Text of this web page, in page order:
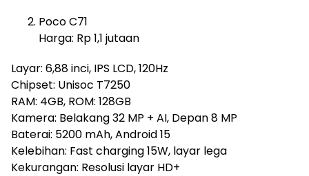
Poco C71
Harga: Rp 1,1 jutaan
Layar: 6,88 inci, IPS LCD, 120Hz
Chipset: Unisoc T7250
RAM: 4GB, ROM: 128GB
Kamera: Belakang 32 MP + AI, Depan 8 MP
Baterai: 5200 mAh, Android 15
Kelebihan: Fast charging 15W, layar lega
Kekurangan: Resolusi layar HD+